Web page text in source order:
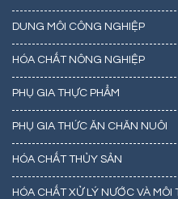
DUNG MÔI CÔNG NGHIỆP
HÓA CHẤT NÔNG NGHIỆP
PHỤ GIA THỰC PHẨM
PHỤ GIA THỨC ĂN CHĂN NUÔI
HÓA CHẤT THỦY SẢN
HÓA CHẤT XỬ LÝ NƯỚC VÀ MÔI